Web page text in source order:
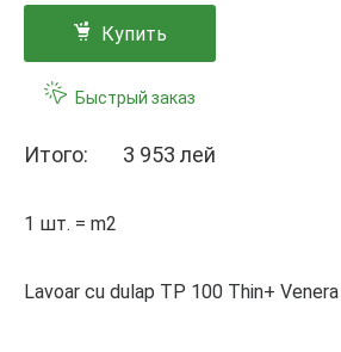
Купить
Быстрый заказ
Итого: 3 953 лей
1 шт. = m2
Lavoar cu dulap TP 100 Thin+ Venera